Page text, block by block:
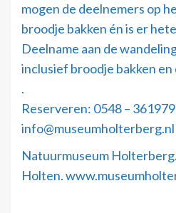
mogen de deelnemers op
broodje bakken én is er
Deelname aan de
inclusief broodje bakken en
.
Reserveren: 0548 –
info@museumholterberg.nl
Natuurmuseum
Holten.